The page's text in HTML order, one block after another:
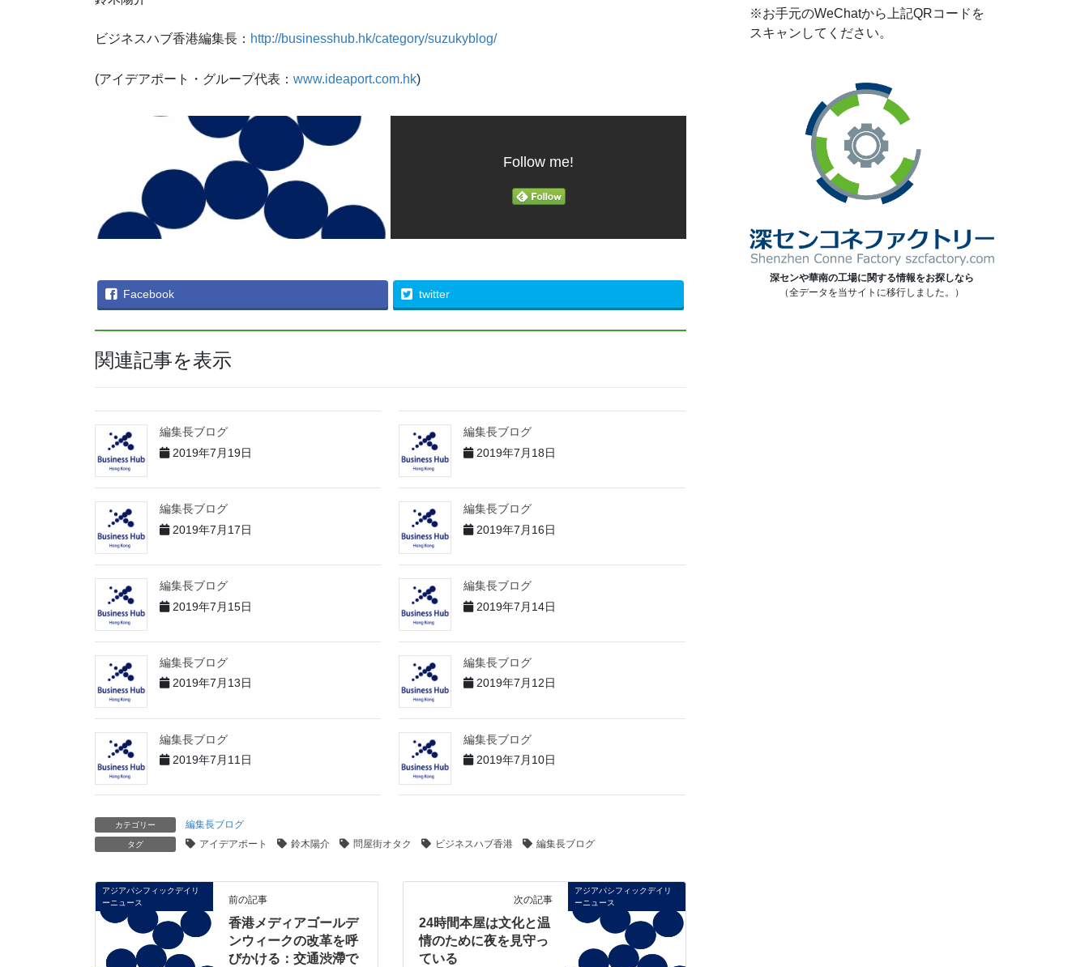
ビジネスハブ香港編集長： http://businesshub.hk/category/suzukyblog/
(アイデアポート・グループ代表： www.ideaport.com.hk)
Follow me!
Facebook twitter
関連記事を表示
編集長ブログ
2019年7月19日
編集長ブログ
2019年7月18日
編集長ブログ
2019年7月17日
編集長ブログ
2019年7月16日
編集長ブログ
2019年7月15日
編集長ブログ
2019年7月14日
編集長ブログ
2019年7月13日
編集長ブログ
2019年7月12日
編集長ブログ
2019年7月11日
編集長ブログ
2019年7月10日
カテゴリー 編集長ブログ
タグ アイデアポート 鈴木陽介 問屋街オタク ビジネスハブ香港 編集長ブログ
アジアパシフィックデイリ
ーニュース
前の記事
香港メディアゴールデ
ンウィークの改革を呼
びかける：交通渋滯で
アジアパシフィックデイリ
ーニュース
次の記事
24時間本屋は文化と温
情のために夜を見守っ
ている
※お手元のWeChatから上記QRコードを
スキャンしてください。
深センや華南の工場に関する情報をお探しなら
（全データを当サイトに移行しました。）